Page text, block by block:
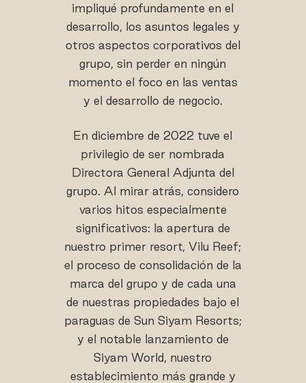
impliqué profundamente en el
desarrollo, los asuntos legales y
otros aspectos corporativos del
grupo, sin perder en ningún
momento el foco en las ventas
y el desarrollo de negocio.
En diciembre de 2022 tuve el
privilegio de ser nombrada
Directora General Adjunta del
grupo. Al mirar atrás, considero
varios hitos especialmente
significativos: la apertura de
nuestro primer resort, Vilu Reef;
el proceso de consolidación de la
marca del grupo y de cada una
de nuestras propiedades bajo el
paraguas de Sun Siyam Resorts;
y el notable lanzamiento de
Siyam World, nuestro
establecimiento más grande y